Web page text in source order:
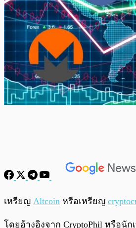
พร้อมเล่น
เหรียญ Altcoin หรือเหรียญ
โดยอ้างอิงจาก CryptoPhil หรือนั